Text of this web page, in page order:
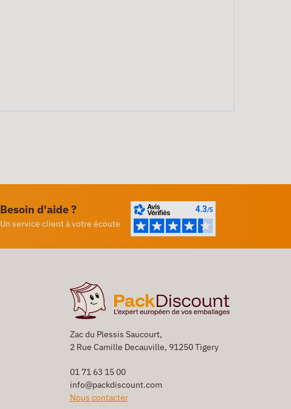
Besoin d'aide ?
Un service client à votre écoute
Zac du Plessis Saucourt,
2 Rue Camille Decauville, 91250 Tigery
01 71 63 15 00
info@packdiscount.com
Nous contacter